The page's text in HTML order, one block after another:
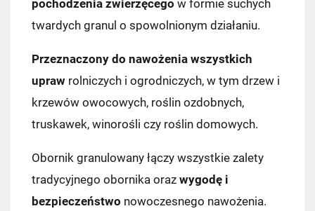
pochodzenia zwierzęcego w formie suchych
twardych granul o spowolnionym działaniu.
Przeznaczony do nawożenia wszystkich
upraw rolniczych i ogrodniczych, w tym drzew i
krzewów owocowych, roślin ozdobnych,
truskawek, winorośli czy roślin domowych.
Obornik granulowany łączy wszystkie zalety
tradycyjnego obornika oraz wygodę i
bezpieczeństwo nowoczesnego nawożenia.